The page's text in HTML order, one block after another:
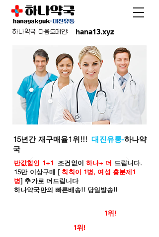
hana13.xyz
하나약국 다음도메인:
15년간 재구매율1위!!!대진유통-하나약
국
반값할인 1+1 조건없이 하나+ 더 드립니다.
15만 이상구매 [ 칙칙이 1병, 여성 흥분제1
병] 추가로 더드립니다
하나약국만의 빠른배송!! 당일발송!!
1위!
1위!